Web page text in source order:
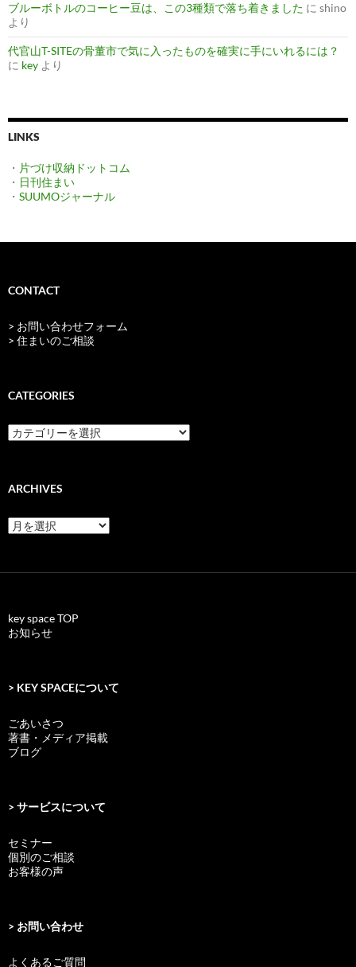
ブルーボトルのコーヒー豆は、この3種類で落ち着きました に shino
より
代官山T-SITEの骨董市で気に入ったものを確実に手にいれるには？
に key より
LINKS
・ 片づけ収納ドットコム
・ 日刊住まい
・ SUUMOジャーナル
CONTACT
> お問い合わせフォーム
> 住まいのご相談
CATEGORIES
categories
ARCHIVES
archives
key space TOP
お知らせ
> KEY SPACEについて
ごあいさつ
著書・メディア掲載
ブログ
> サービスについて
セミナー
個別のご相談
お客様の声
> お問い合わせ
よくあるご質問